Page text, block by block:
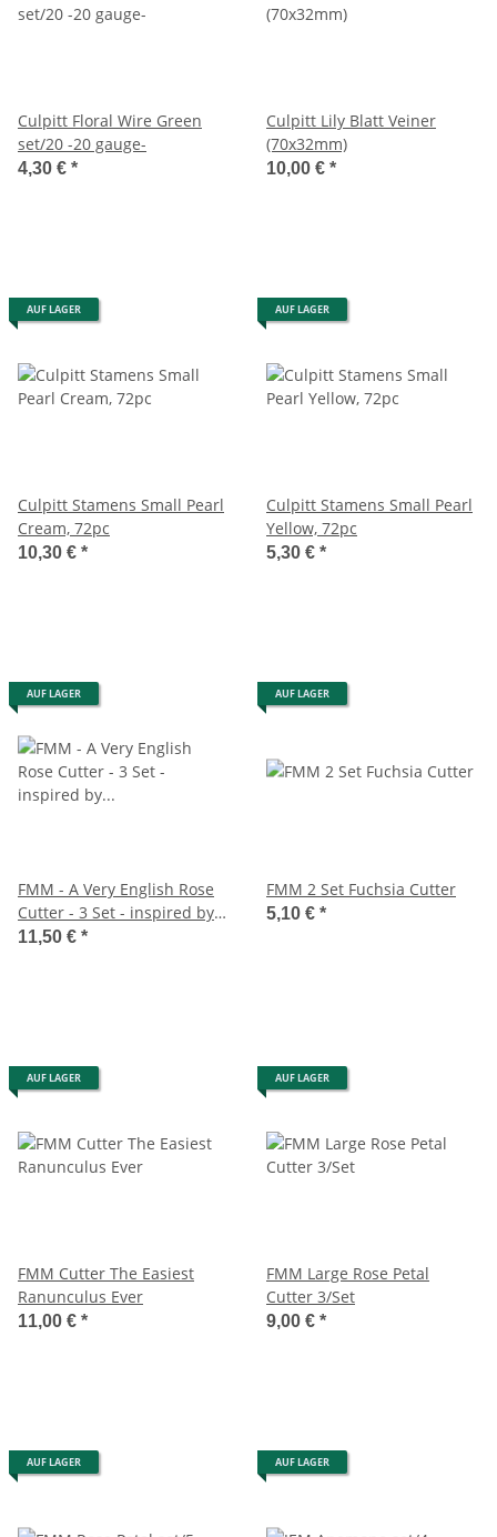
Culpitt Floral Wire Green
set/20 -20 gauge-
4,30 € *
Culpitt Lily Blatt Veiner
(70x32mm)
10,00 € *
AUF LAGER
Culpitt Stamens Small Pearl
Cream, 72pc
10,30 € *
AUF LAGER
Culpitt Stamens Small Pearl
Yellow, 72pc
5,30 € *
AUF LAGER
FMM - A Very English Rose
Cutter - 3 Set - inspired by
David Austin Rose Cutter
11,50 € *
AUF LAGER
FMM 2 Set Fuchsia Cutter
5,10 € *
AUF LAGER
FMM Cutter The Easiest
Ranunculus Ever
11,00 € *
AUF LAGER
FMM Large Rose Petal
Cutter 3/Set
9,00 € *
AUF LAGER AUF LAGER